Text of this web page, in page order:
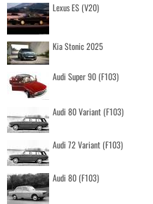
Lexus ES (V20)
Kia Stonic 2025
Audi Super 90 (F103)
Audi 80 Variant (F103)
Audi 72 Variant (F103)
Audi 80 (F103)